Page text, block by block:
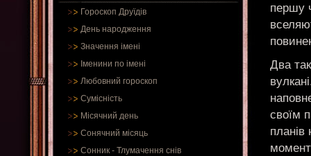
Гороскоп Друїдів
День народження
Значення імені
Іменини по імені
Любовний гороскоп
Сумісність
Місячний день
Сонячний місяць
Сонник - Тлумачення снів
першу
Два
своїм